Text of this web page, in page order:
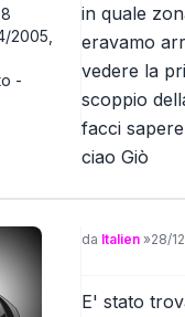
2005,
-
giovanni
in quale
eravamo
vedere la
scoppio
facci sapere
ciao Giò
Messaggio
da Italien »28/
E' stato